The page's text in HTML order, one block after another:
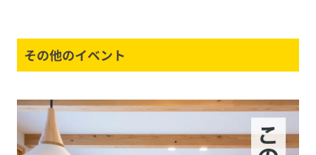
その他のイベント